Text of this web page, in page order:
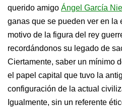
querido amigo Ángel García
ganas que se pueden ver en la
motivo de la figura del rey
recordándonos su legado de
Ciertamente, saber un mínimo
el papel capital que tuvo la
configuración de la actual
Igualmente, sin un referente